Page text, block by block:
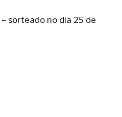
– sorteado no dia 25 de